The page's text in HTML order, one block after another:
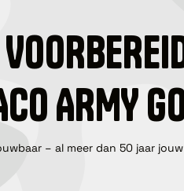
ARMY
– al meer dan 50 jaar